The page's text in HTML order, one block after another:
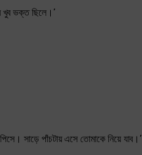
খুব ভক্ত ছিলে।’
সাড়ে পাঁচটায় এসে তোমাকে নিয়ে যাব।’